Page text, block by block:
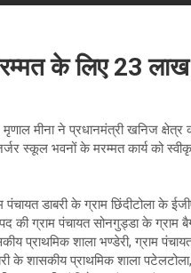
के लिए 23
मीना ने प्रधानमंत्री खनिज क्षेत्र
स्कूल भवनों के मरम्मत कार्य को
डाबरी के ग्राम छिंदीटोला के
की ग्राम पंचायत सोनगुड्डा के
प्राथमिक शाला भण्डेरी, ग्राम
के शासकीय प्राथमिक शाला